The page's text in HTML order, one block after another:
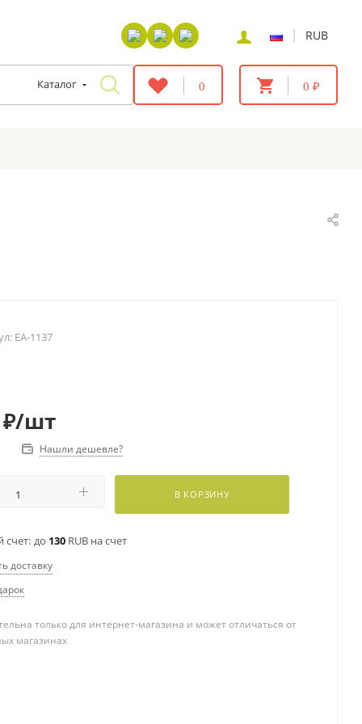
| RUB
Каталог 0 0 ₽
EA-1137
/шт
Нашли дешевле?
В КОРЗИНУ
счет: до 130RUB на счет
доставку
только для интернет-магазина и может отличаться от
магазинах